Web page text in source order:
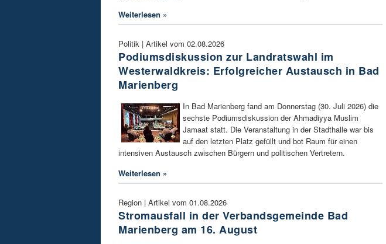
Weiterlesen »
Politik | Artikel vom 02.08.2026
Podiumsdiskussion zur Landratswahl im
Westerwaldkreis: Erfolgreicher Austausch in Bad
Marienberg
In Bad Marienberg fand am Donnerstag (30. Juli 2026) die
sechste Podiumsdiskussion der Ahmadiyya Muslim
Jamaat statt. Die Veranstaltung in der Stadthalle war bis
auf den letzten Platz gefüllt und bot Raum für einen
intensiven Austausch zwischen Bürgern und politischen Vertretern.
Weiterlesen »
Region | Artikel vom 01.08.2026
Stromausfall in der Verbandsgemeinde Bad
Marienberg am 16. August